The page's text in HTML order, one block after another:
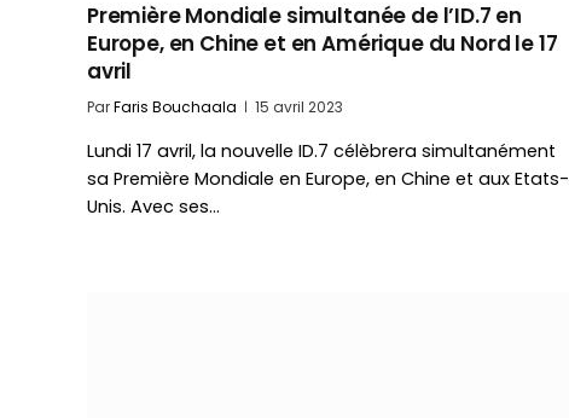
Première Mondiale simultanée de l’ID.7 en
Europe, en Chine et en Amérique du Nord le 17
avril
ParFaris Bouchaala 15 avril 2023
Lundi 17 avril, la nouvelle ID.7 célèbrera simultanément
sa Première Mondiale en Europe, en Chine et aux Etats-
Unis. Avec ses…